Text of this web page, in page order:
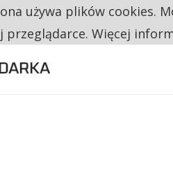
ZŁOTÓWKĘ Z EMERYTURY
używa plików cookies.
przeglądarce. Więcej